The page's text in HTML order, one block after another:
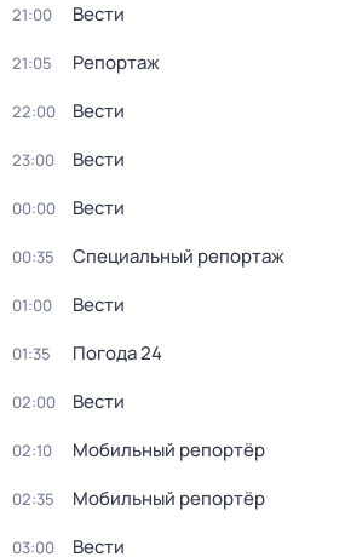
21:00 Вести
21:05 Репортаж
22:00 Вести
23:00 Вести
00:00 Вести
00:35 Специальный репортаж
01:00 Вести
01:35 Погода 24
02:00 Вести
02:10 Мобильный репортёр
02:35 Мобильный репортёр
03:00 Вести